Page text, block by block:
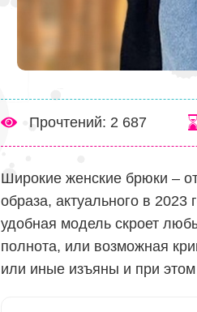
Прочтений: 2 687
Широкие женские брюки –
образа, актуального в
удобная модель скроет
полнота, или возможная
или иные изъяны и при этом